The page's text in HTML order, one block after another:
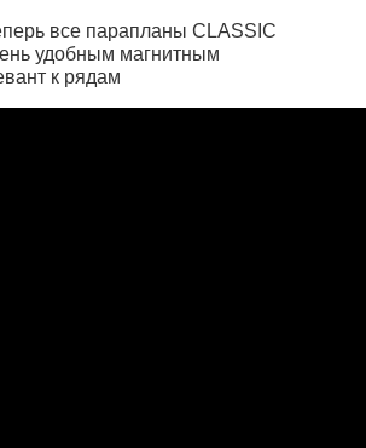
все парапланы CLASSIC
удобным магнитным
к рядам